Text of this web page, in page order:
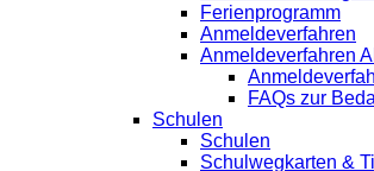
Ferienprogramm
Anmeldeverfahren
Anmeldeverfahren
FAQs zur
Schulen
Schulen
Schulwegkarten &